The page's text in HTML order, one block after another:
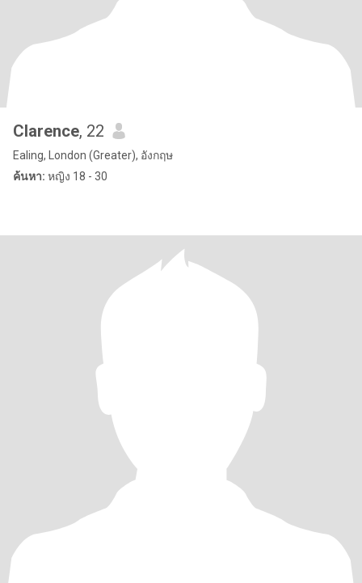
Clarence, 22
Ealing, London (Greater), อังกฤษ
ค้นหา: หญิง 18 - 30